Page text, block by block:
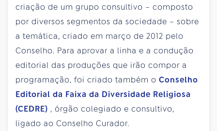
criação de um grupo consultivo – composto
por diversos segmentos da sociedade – sobre
a temática, criado em março de 2012 pelo
Conselho. Para aprovar a linha e a condução
editorial das produções que irão compor a
programação, foi criado também o Conselho
Editorial da Faixa da Diversidade Religiosa
(CEDRE) , órgão colegiado e consultivo,
ligado ao Conselho Curador.